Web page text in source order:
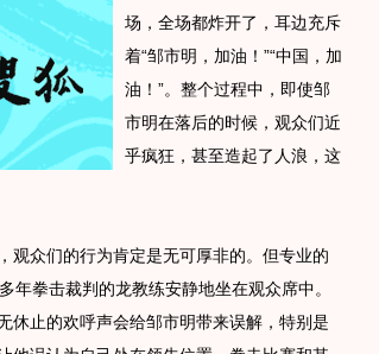
场，全场都炸开了，耳边充斥
着“邹市明，加油！”“中国，加
油！”。整个过程中，即使邹
市明在落后的时候，观众们近
乎疯狂，甚至造起了人浪，这
众们的行为肯定是无可厚非的。但专业的
拳击裁判的龙教练安静地坐在观众席中。
休止的欢呼声会给邹市明带来误解，特别是